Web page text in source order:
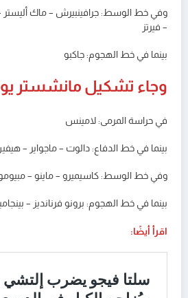
وفي خط الوسط: جرافينبيرش – ماك
– فيرتز
بينما في خط الهجوم: جاكبو
وجاء تشكيل مانشستر
في حراسة المرمى: لامينس
بينما في خط الدفاع: دالوت – ماجواير –
وفي خط الوسط: كاسيميرو – ماينو –
بينما في خط الهجوم: برونو فرنانديز –
اقرأ أيضًا: